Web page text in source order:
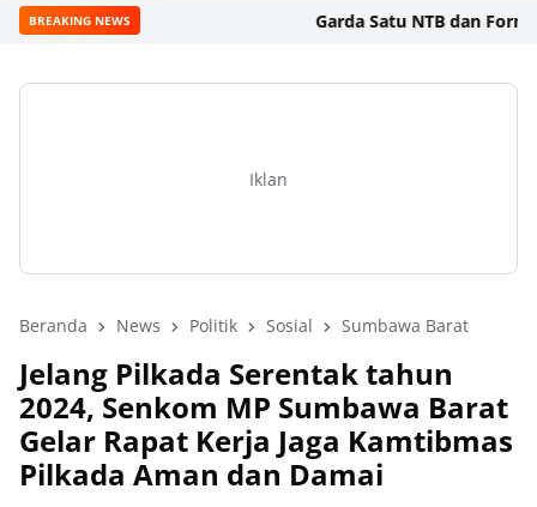
BREAKING NEWS Garda Satu NTB dan Formal
Iklan
Beranda News Politik Sosial Sumbawa Barat
Jelang Pilkada Serentak tahun
2024, Senkom MP Sumbawa Barat
Gelar Rapat Kerja Jaga Kamtibmas
Pilkada Aman dan Damai